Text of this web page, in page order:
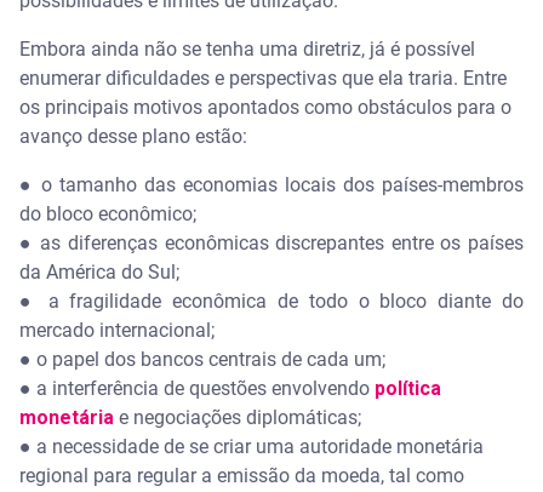
Embora ainda não se tenha uma diretriz, já é possível
enumerar dificuldades e perspectivas que ela traria. Entre
os principais motivos apontados como obstáculos para o
avanço desse plano estão:
● o tamanho das economias locais dos países-membros
do bloco econômico;
● as diferenças econômicas discrepantes entre os países
da América do Sul;
● a fragilidade econômica de todo o bloco diante do
mercado internacional;
● o papel dos bancos centrais de cada um;
● a interferência de questões envolvendo política
monetária e negociações diplomáticas;
● a necessidade de se criar uma autoridade monetária
regional para regular a emissão da moeda, tal como